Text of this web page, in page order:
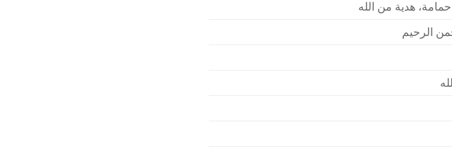
حمامة، هدية من الله
الرحيم